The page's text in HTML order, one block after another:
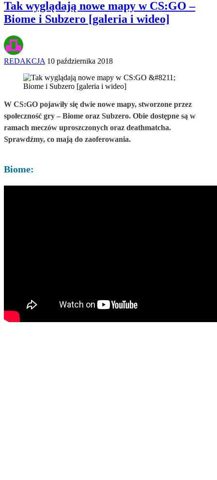
Tak wyglądają nowe mapy w CS:GO –
Biome i Subzero [galeria i wideo]
REDAKCJA 10 października 2018
W CS:GO pojawiły się dwie nowe mapy, stworzone przez
społeczność gry – Biome oraz Subzero. Obie dostępne są w
ramach meczów uproszczonych oraz deathmatcha.
Sprawdźmy, co mają do zaoferowania.
Biome: